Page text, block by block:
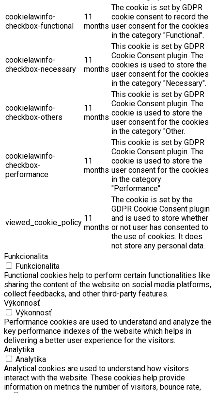
cookielawinfo-
checkbox-functional
11
months
The cookie is set by GDPR
cookie consent to record the
user consent for the cookies
in the category "Functional".
cookielawinfo-
checkbox-necessary
11
months
This cookie is set by GDPR
Cookie Consent plugin. The
cookies is used to store the
user consent for the cookies
in the category "Necessary".
cookielawinfo-
checkbox-others
11
months
This cookie is set by GDPR
Cookie Consent plugin. The
cookie is used to store the
user consent for the cookies
in the category "Other.
cookielawinfo-
checkbox-
performance
11
months
This cookie is set by GDPR
Cookie Consent plugin. The
cookie is used to store the
user consent for the cookies
in the category
"Performance".
viewed_cookie_policy 11
months
The cookie is set by the
GDPR Cookie Consent plugin
and is used to store whether
or not user has consented to
the use of cookies. It does
not store any personal data.
Funkcionalita
Funkcionalita
Functional cookies help to perform certain functionalities like
sharing the content of the website on social media platforms,
collect feedbacks, and other third-party features.
Výkonnosť
Výkonnosť
Performance cookies are used to understand and analyze the
key performance indexes of the website which helps in
delivering a better user experience for the visitors.
Analytika
Analytika
Analytical cookies are used to understand how visitors
interact with the website. These cookies help provide
information on metrics the number of visitors, bounce rate,